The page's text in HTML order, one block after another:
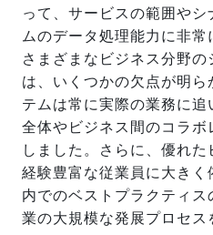
って、サービスの範囲や
ムのデータ処理能力に非常
さまざまなビジネス分野
は、いくつかの欠点が明
テムは常に実際の業務に
全体やビジネス間のコラ
しました。さらに、優れ
経験豊富な従業員に大き
内でのベストプラクティ
業の大規模な発展プロセス